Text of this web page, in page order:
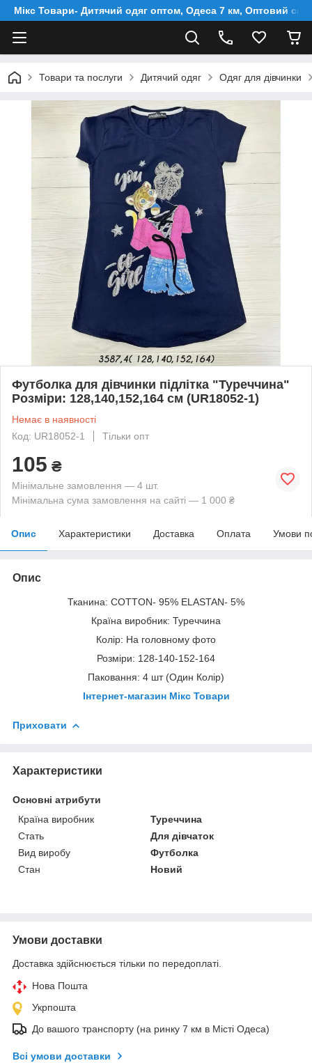
Мікс Товари- Дитячий одяг оптом, Одеса 7 км, Оптовий
Товари та послуги Дитячий одяг Одяг для дівчинки
Футболка для дівчинки підлітка "Туреччина"
Розміри: 128,140,152,164 см (UR18052-1)
Немає в наявності
Код: UR18052-1
Тільки опт
105 ₴
Мінімальне замовлення — 4 шт.
Мінімальна сума замовлення на сайті — 1 000 ₴
Опис Характеристики Доставка Оплата Умови
Опис
Тканина: COTTON- 95% ELASTAN- 5%
Країна виробник: Туреччина
Колір: На головному фото
Розміри: 128-140-152-164
Паковання: 4 шт (Один Колір)
Інтернет-магазин Мікс Товари
Приховати
Характеристики
Основні атрибути
Країна виробник
Туреччина
Стать
Для дівчаток
Вид виробу
Футболка
Стан
Новий
Умови доставки
Доставка здійснюється тільки по передоплаті.
Нова Пошта
Укрпошта
До вашого транспорту (на ринку 7 км в Місті Одеса)
Всі умови доставки